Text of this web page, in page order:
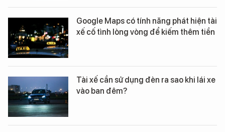
Google Maps có tính năng phát hiện tài
xế cố tình lòng vòng để kiếm thêm tiền
Tài xế cần sử dụng đèn ra sao khi lái xe
vào ban đêm?